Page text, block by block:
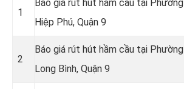
1
Báo giá rút hút hầm cầu tại Phường
Hiệp Phú, Quận 9
2
Báo giá rút hút hầm cầu tại Phường
Long Bình, Quận 9